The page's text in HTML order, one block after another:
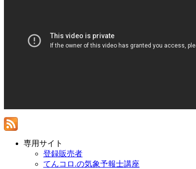
専用サイト
登録販売者
てんコロ.の気象予報士講座